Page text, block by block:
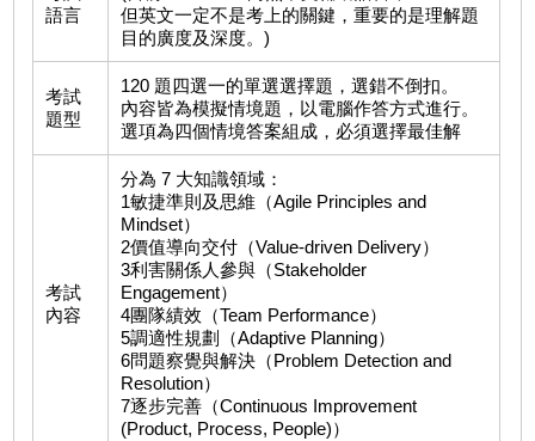
語言
但英文一定不是考上的關鍵，重要的是理解題
目的廣度及深度。)
考試
題型
120 題四選一的單選選擇題，選錯不倒扣。
內容皆為模擬情境題，以電腦作答方式進行。
選項為四個情境答案組成，必須選擇最佳解
考試
內容
分為 7 大知識領域：
1敏捷準則及思維（Agile Principles and
Mindset）
2價值導向交付（Value-driven Delivery）
3利害關係人參與（Stakeholder
Engagement）
4團隊績效（Team Performance）
5調適性規劃（Adaptive Planning）
6問題察覺與解決（Problem Detection and
Resolution）
7逐步完善（Continuous Improvement
(Product, Process, People)）